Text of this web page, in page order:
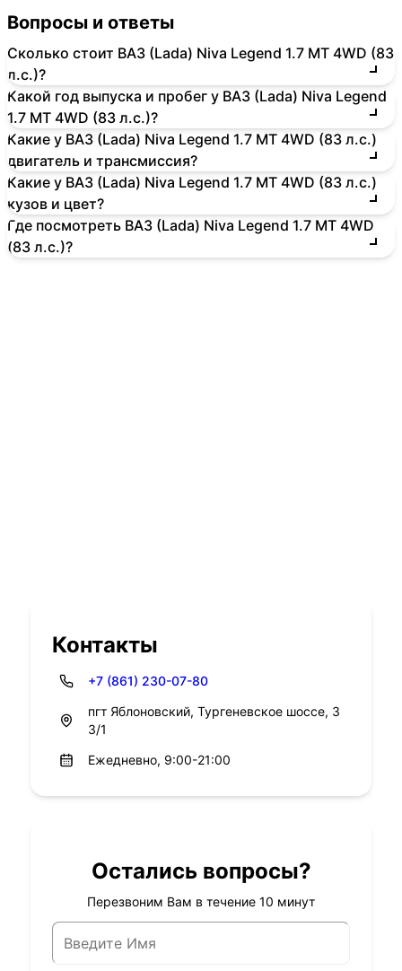
Вопросы и ответы
Сколько стоит ВАЗ (Lada) Niva Legend 1.7 MT 4WD (83
л.с.)?
Какой год выпуска и пробег у ВАЗ (Lada) Niva Legend
1.7 MT 4WD (83 л.с.)?
Какие у ВАЗ (Lada) Niva Legend 1.7 MT 4WD (83 л.с.)
двигатель и трансмиссия?
Какие у ВАЗ (Lada) Niva Legend 1.7 MT 4WD (83 л.с.)
кузов и цвет?
Где посмотреть ВАЗ (Lada) Niva Legend 1.7 MT 4WD
(83 л.с.)?
Контакты
+7 (861) 230-07-80
пгт Яблоновский, Тургеневское шоссе, 3
3/1
Ежедневно, 9:00-21:00
Остались вопросы?
Перезвоним Вам в течение 10 минут